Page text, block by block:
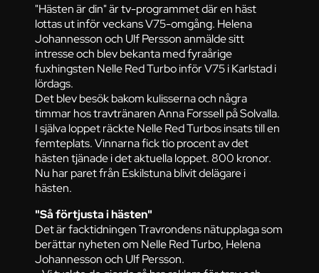
"Hästen är din" är tv-programmet där en häst
lottas ut inför veckans V75-omgång. Helena
Johannesson och Ulf Persson anmälde sitt
intresse och blev bekanta med fyraårige
fuxhingsten Nelle Red Turbo inför V75 i Karlstad i
lördags.
Det blev besök bakom kulisserna och några
timmar hos travtränaren Anna Forssell på Solvalla.
I själva loppet räckte Nelle Red Turbos insats till en
femteplats. Vinnarna fick tio procent av det
hästen tjänade i det aktuella loppet. 800 kronor.
Nu har paret från Eskilstuna blivit delägare i
hästen.
"Så förtjusta i hästen"
Det är facktidningen Travrondens nätupplaga som
berättar nyheten om Nelle Red Turbo, Helena
Johannesson och Ulf Persson.